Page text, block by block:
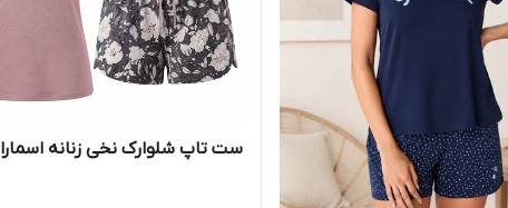
ست تاپ شلوارک نخی زنانه اسمارا